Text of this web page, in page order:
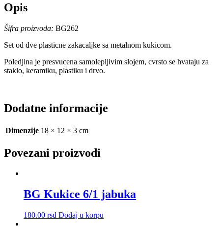
Opis
Šifra proizvoda: BG262
Set od dve plasticne zakacaljke sa metalnom kukicom.
Poledjina je presvucena samolepljivim slojem, cvrsto se hvataju za
staklo, keramiku, plastiku i drvo.
Dodatne informacije
Dimenzije 18 × 12 × 3 cm
Povezani proizvodi
BG Kukice 6/1 jabuka
180.00 rsd Dodaj u korpu